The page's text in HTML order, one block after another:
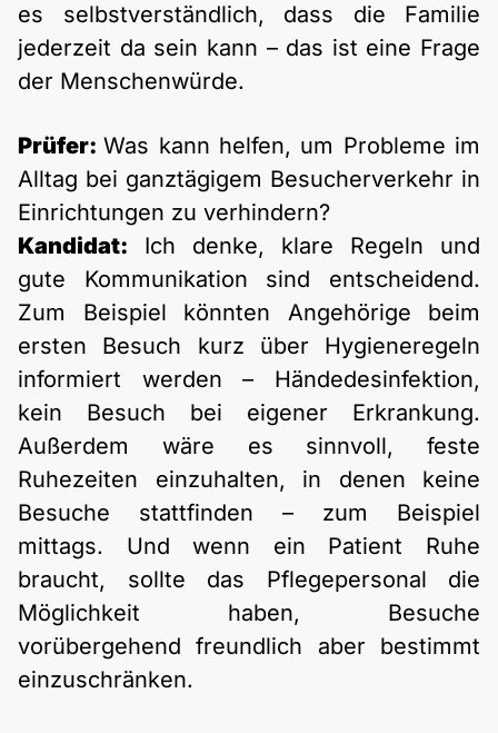
es selbstverständlich, dass die Familie
jederzeit da sein kann – das ist eine Frage
der Menschenwürde.
Prüfer:Was kann helfen, um Probleme im
Alltag bei ganztägigem Besucherverkehr in
Einrichtungen zu verhindern?
Kandidat: Ich denke, klare Regeln und
gute Kommunikation sind entscheidend.
Zum Beispiel könnten Angehörige beim
ersten Besuch kurz über Hygieneregeln
informiert werden – Händedesinfektion,
kein Besuch bei eigener Erkrankung.
Außerdem wäre es sinnvoll, feste
Ruhezeiten einzuhalten, in denen keine
Besuche stattfinden – zum Beispiel
mittags. Und wenn ein Patient Ruhe
braucht, sollte das Pflegepersonal die
Möglichkeit haben, Besuche
vorübergehend freundlich aber bestimmt
einzuschränken.